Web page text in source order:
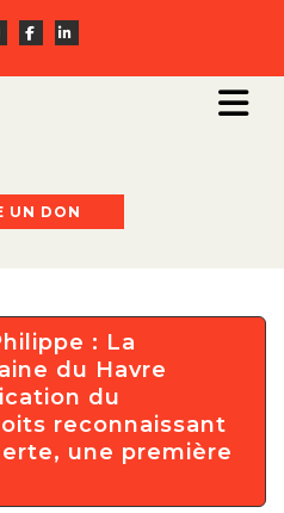
UN DON
: La
du Havre
du
reconnaissant
une première